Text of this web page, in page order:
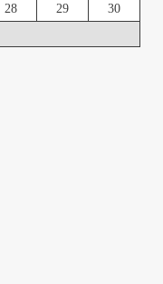
28 29
30